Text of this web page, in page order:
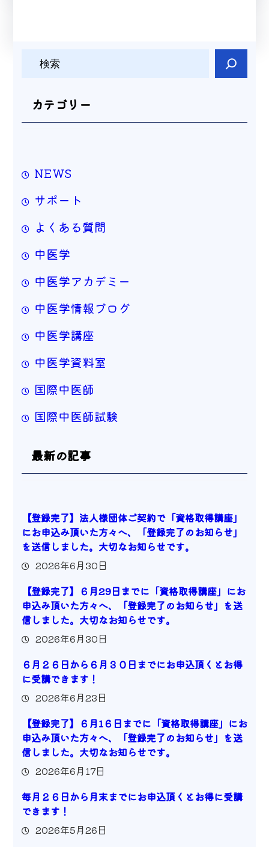
カテゴリー
NEWS
サポート
よくある質問
中医学
中医学アカデミー
中医学情報ブログ
中医学講座
中医学資料室
国際中医師
国際中医師試験
最新の記事
【登録完了】法人様団体ご契約で「資格取得講座」
にお申込み頂いた方々へ、「登録完了のお知らせ」
を送信しました。大切なお知らせです。
2026年6月30日
【登録完了】６月29日までに「資格取得講座」にお
申込み頂いた方々へ、「登録完了のお知らせ」を送
信しました。大切なお知らせです。
2026年6月30日
６月２６日から６月３０日までにお申込頂くとお得
に受講できます！
2026年6月23日
【登録完了】６月1６日までに「資格取得講座」にお
申込み頂いた方々へ、「登録完了のお知らせ」を送
信しました。大切なお知らせです。
2026年6月17日
毎月２６日から月末までにお申込頂くとお得に受講
できます！
2026年5月26日